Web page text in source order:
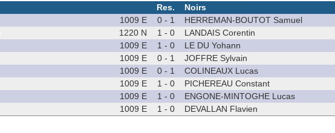
Res. Noirs
1009 E 0 - 1 HERREMAN-BOUTOT Samuel
1220 N 1 - 0 LANDAIS Corentin
1009 E 1 - 0 LE DU Yohann
1009 E 0 - 1 JOFFRE Sylvain
1009 E 0 - 1 COLINEAUX Lucas
1009 E 1 - 0 PICHEREAU Constant
1009 E 1 - 0 ENGONE-MINTOGHE Lucas
1009 E 1 - 0 DEVALLAN Flavien